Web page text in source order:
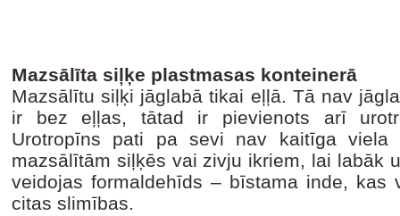
Mazsālīta siļķe plastmasas konteinerā
Mazsālītu siļķi jāglabā tikai eļļā. Tā nav
ir bez eļļas, tātad ir pievienots arī
Urotropīns pati pa sevi nav kaitīga viela
mazsālītām siļķēs vai zivju ikriem, lai labāk
veidojas formaldehīds – bīstama inde, kas
citas slimības.